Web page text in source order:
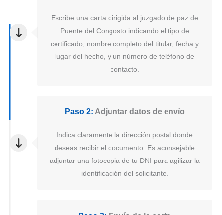
Escribe una carta dirigida al juzgado de paz de
Puente del Congosto indicando el tipo de
certificado, nombre completo del titular, fecha y
lugar del hecho, y un número de teléfono de
contacto.
Paso 2: Adjuntar datos de envío
Indica claramente la dirección postal donde
deseas recibir el documento. Es aconsejable
adjuntar una fotocopia de tu DNI para agilizar la
identificación del solicitante.